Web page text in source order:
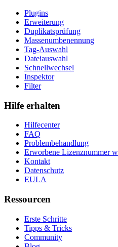
Plugins
Erweiterung
Duplikatsprüfung
Massenumbenennung
Tag-Auswahl
Dateiauswahl
Schnellwechsel
Inspektor
Filter
Hilfe erhalten
Hilfecenter
FAQ
Problembehandlung
Erworbene Lizenznummer
Kontakt
Datenschutz
EULA
Ressourcen
Erste Schritte
Tipps & Tricks
Community